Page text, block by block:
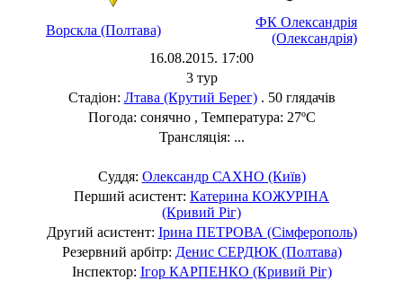
Ворскла (Полтава)
ФК Олександрія
(Олександрія)
16.08.2015. 17:00
3 тур
Стадіон: Лтава (Крутий Берег). 50 глядачів
Погода: сонячно , Температура: 27ºC
Трансляція: ...
Суддя: Олександр САХНО (Київ)
Перший асистент: Катерина КОЖУРІНА
(Кривий Ріг)
Другий асистент: Ірина ПЕТРОВА (Сімферополь)
Резервний арбітр: Денис СЕРДЮК (Полтава)
Інспектор: Ігор КАРПЕНКО (Кривий Ріг)